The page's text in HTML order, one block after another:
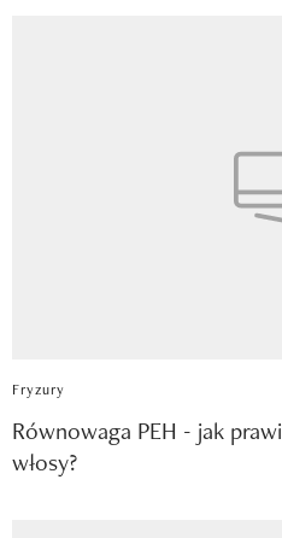
Fryzury
Równowaga PEH - jak
włosy?